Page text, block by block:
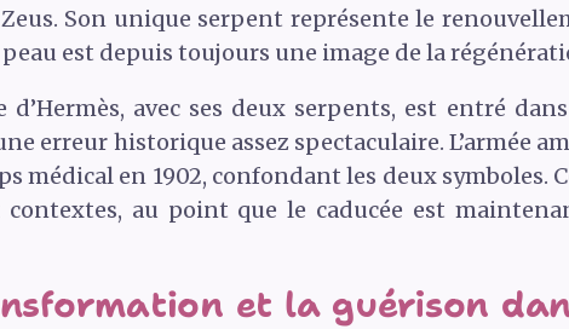
Son unique serpent représente le
est depuis toujours une image de la
d’Hermès, avec ses deux serpents, est entré
erreur historique assez spectaculaire. L’armée
médical en 1902, confondant les deux symboles.
contextes, au point que le caducée est
et la guérison